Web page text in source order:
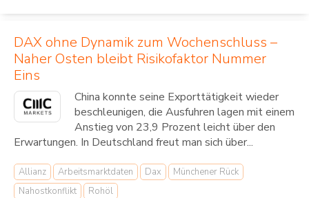
DAX ohne Dynamik zum Wochenschluss –
Naher Osten bleibt Risikofaktor Nummer
Eins
China konnte seine Exporttätigkeit wieder
beschleunigen, die Ausfuhren lagen mit einem
Anstieg von 23,9 Prozent leicht über den
Erwartungen. In Deutschland freut man sich über...
Allianz Arbeitsmarktdaten Dax
Münchener Rück
Nahostkonflikt
Rohöl